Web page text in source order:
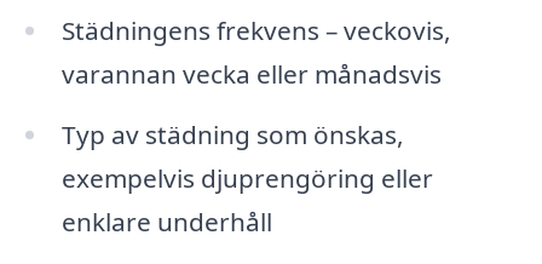
Städningens frekvens – veckovis,
varannan vecka eller månadsvis
Typ av städning som önskas,
exempelvis djuprengöring eller
enklare underhåll